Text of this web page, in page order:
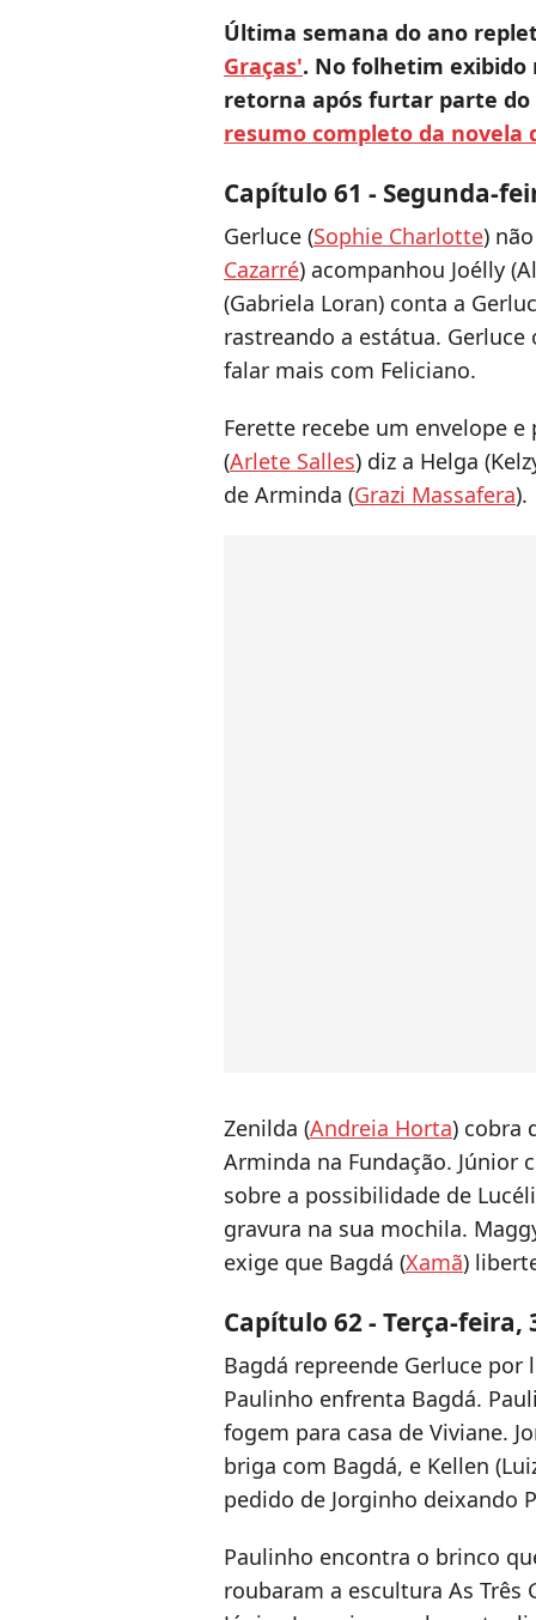
Última semana do ano
Graças'. No folhetim
retorna após furtar parte
resumo completo da novela
Capítulo 61 - Segunda-
Gerluce (Sophie Charlotte)
Cazarré) acompanhou Joélly
(Gabriela Loran) conta a
rastreando a estátua.
falar mais com Feliciano.
Ferette recebe um envelope
(Arlete Salles) diz a Helga
de Arminda (Grazi Massafera).
Zenilda (Andreia Horta) cobra
Arminda na Fundação. Júnior
sobre a possibilidade de
gravura na sua mochila.
exige que Bagdá (Xamã)
Capítulo 62 - Terça-feira,
Bagdá repreende Gerluce
Paulinho enfrenta Bagdá.
fogem para casa de Viviane.
briga com Bagdá, e Kellen
pedido de Jorginho deixando
Paulinho encontra o brinco
roubaram a escultura As Três